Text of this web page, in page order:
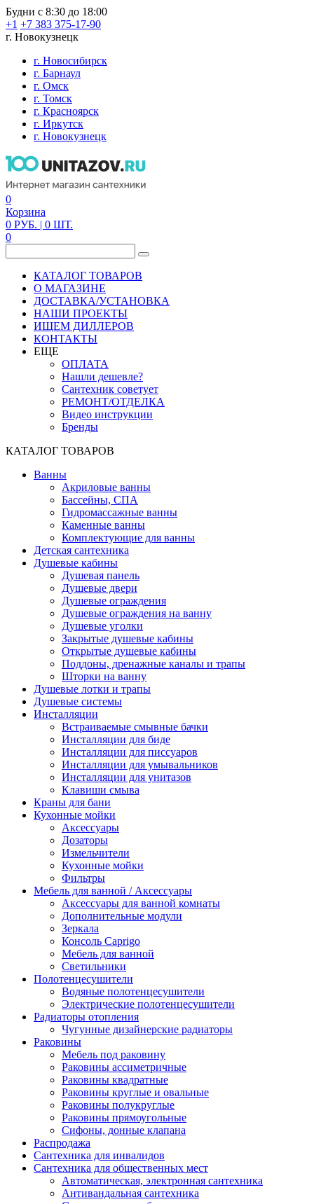
Будни с 8:30 до 18:00
+1 +7 383 375-17-90
г. Новокузнецк
г. Новосибирск
г. Барнаул
г. Омск
г. Томск
г. Красноярск
г. Иркутск
г. Новокузнецк
0
Корзина
0 РУБ. | 0 ШТ.
0
КАТАЛОГ ТОВАРОВ
О МАГАЗИНЕ
ДОСТАВКА/УСТАНОВКА
НАШИ ПРОЕКТЫ
ИЩЕМ ДИЛЛЕРОВ
КОНТАКТЫ
ЕЩЕ
ОПЛАТА
Нашли дешевле?
Сантехник советует
РЕМОНТ/ОТДЕЛКА
Видео инструкции
Бренды
КАТАЛОГ ТОВАРОВ
Ванны
Акриловые ванны
Бассейны, СПА
Гидромассажные ванны
Каменные ванны
Комплектующие для ванны
Детская сантехника
Душевые кабины
Душевая панель
Душевые двери
Душевые ограждения
Душевые ограждения на ванну
Душевые уголки
Закрытые душевые кабины
Открытые душевые кабины
Поддоны, дренажные каналы и трапы
Шторки на ванну
Душевые лотки и трапы
Душевые системы
Инсталляции
Встраиваемые смывные бачки
Инсталляции для биде
Инсталляции для писсуаров
Инсталляции для умывальников
Инсталляции для унитазов
Клавиши смыва
Краны для бани
Кухонные мойки
Аксессуары
Дозаторы
Измельчители
Кухонные мойки
Фильтры
Мебель для ванной / Аксессуары
Аксессуары для ванной комнаты
Дополнительные модули
Зеркала
Консоль Caprigo
Мебель для ванной
Светильники
Полотенцесушители
Водяные полотенцесушители
Электрические полотенцесушители
Радиаторы отопления
Чугунные дизайнерские радиаторы
Раковины
Мебель под раковину
Раковины ассиметричные
Раковины квадратные
Раковины круглые и овальные
Раковины полукруглые
Раковины прямоугольные
Сифоны, донные клапана
Распродажа
Сантехника для инвалидов
Сантехника для общественных мест
Автоматическая, электронная сантехника
Антивандальная сантехника